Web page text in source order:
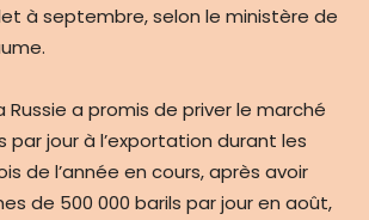
à septembre, selon le ministère de
Russie a promis de priver le marché
par jour à l’exportation durant les
de l’année en cours, après avoir
de 500 000 barils par jour en août,